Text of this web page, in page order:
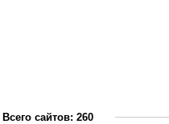
Всего сайтов: 260